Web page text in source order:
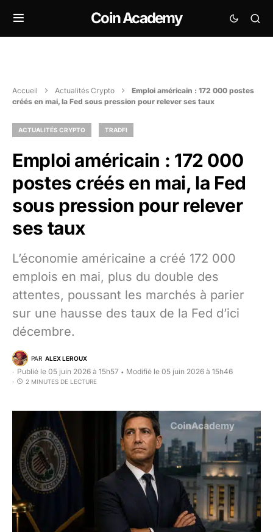
Coin Academy
Accueil Actualités Crypto
Emploi américain : 172 000 postes
créés en mai, la Fed sous pression pour relever ses taux
ACTUALITÉS CRYPTO TRADFI
Emploi américain : 172 000
postes créés en mai, la Fed
sous pression pour relever
ses taux
L’économie américaine a créé 172 000
emplois en mai, plus du double des
attentes, poussant les marchés à parier
sur une hausse des taux de la Fed d’ici
décembre.
PAR ALEX LEROUX
Publié le 05 juin 2026 à 15h57 • Modifié le 05 juin 2026 à 15h46
2 MINUTES DE LECTURE